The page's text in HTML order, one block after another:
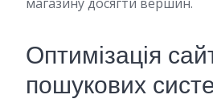
Оптимізація
пошукових